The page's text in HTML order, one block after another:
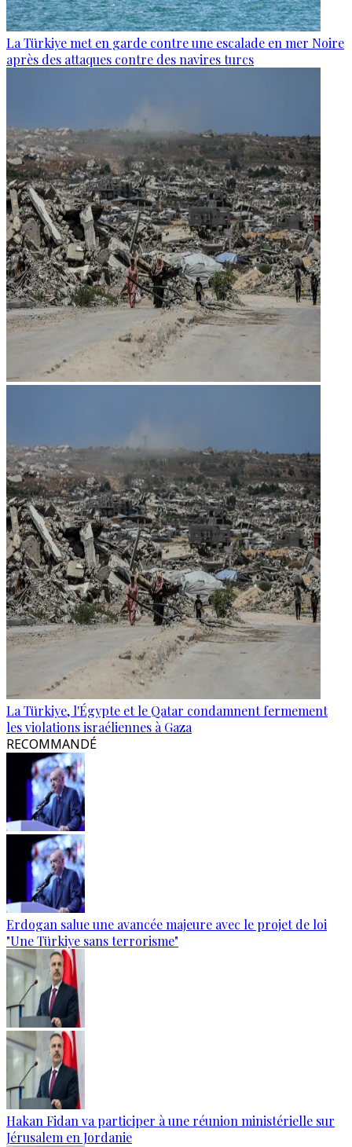
La Türkiye met en garde contre une escalade en mer Noire
après des attaques contre des navires turcs
La Türkiye, l'Égypte et le Qatar condamnent fermement
les violations israéliennes à Gaza
RECOMMANDÉ
Erdogan salue une avancée majeure avec le projet de loi
"Une Türkiye sans terrorisme"
Hakan Fidan va participer à une réunion ministérielle sur
Jérusalem en Jordanie